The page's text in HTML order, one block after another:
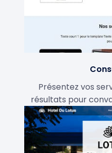
Présentez vos
résultats pour